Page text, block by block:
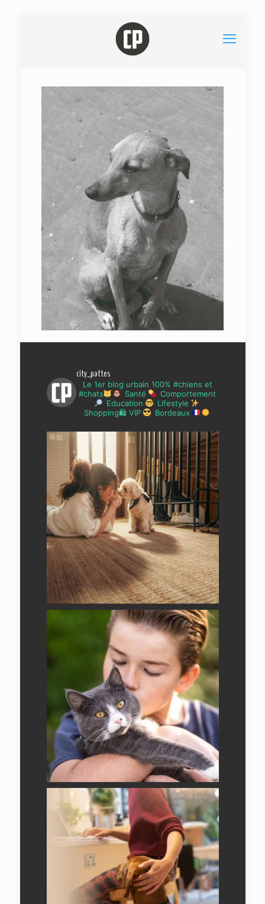
city_pattes
Le 1er blog urbain 100% #chiens et
#chats
Santé
Comportement
Education
Lifestyle
Shopping🛍 VIP
Bordeaux